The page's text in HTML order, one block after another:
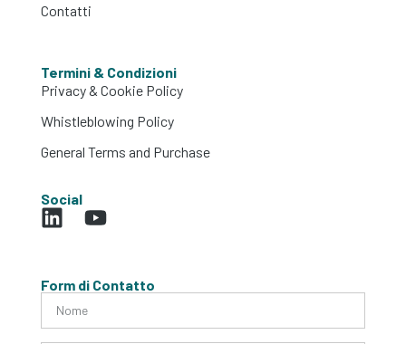
Contatti
Termini & Condizioni
Privacy & Cookie Policy
Whistleblowing Policy
General Terms and Purchase
Social
Form di Contatto